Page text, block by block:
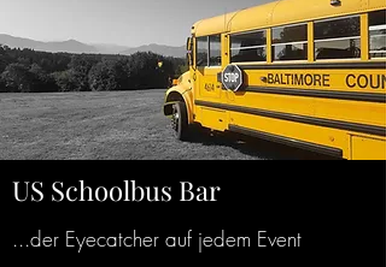
US Schoolbus Bar
...der Eyecatcher auf jedem Event